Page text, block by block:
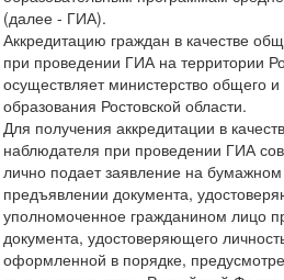
(далее - ГИА).
Аккредитацию граждан в качестве
при проведении ГИА на территории
осуществляет министерство общего
образования Ростовской области.
Для получения аккредитации в
наблюдателя при проведении ГИА
лично подает заявление на
предъявлении документа,
уполномоченное гражданином лицо
документа, удостоверяющего
оформленной в порядке,